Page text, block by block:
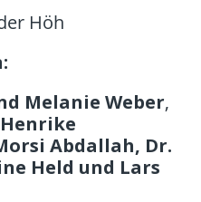
Höh
Melanie Weber,
Henrike
Abdallah, Dr.
Held und Lars